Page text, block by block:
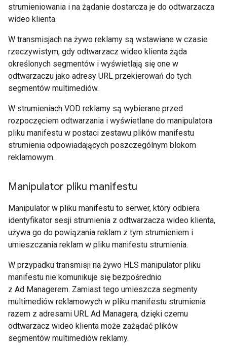
strumieniowania i na żądanie dostarcza je do odtwarzacza
wideo klienta.
W transmisjach na żywo reklamy są wstawiane w czasie
rzeczywistym, gdy odtwarzacz wideo klienta żąda
określonych segmentów i wyświetlają się one w
odtwarzaczu jako adresy URL przekierowań do tych
segmentów multimediów.
W strumieniach VOD reklamy są wybierane przed
rozpoczęciem odtwarzania i wyświetlane do manipulatora
pliku manifestu w postaci zestawu plików manifestu
strumienia odpowiadających poszczególnym blokom
reklamowym.
Manipulator pliku manifestu
Manipulator w pliku manifestu to serwer, który odbiera
identyfikator sesji strumienia z odtwarzacza wideo klienta,
używa go do powiązania reklam z tym strumieniem i
umieszczania reklam w pliku manifestu strumienia.
W przypadku transmisji na żywo HLS manipulator pliku
manifestu nie komunikuje się bezpośrednio
z Ad Managerem. Zamiast tego umieszcza segmenty
multimediów reklamowych w pliku manifestu strumienia
razem z adresami URL Ad Managera, dzięki czemu
odtwarzacz wideo klienta może zażądać plików
segmentów multimediów reklamy.